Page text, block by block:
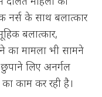
नर्स के साथ बलात्कार
बलात्कार,
का मामला भी सामने
लिए अनर्गल
काम कर रही है।